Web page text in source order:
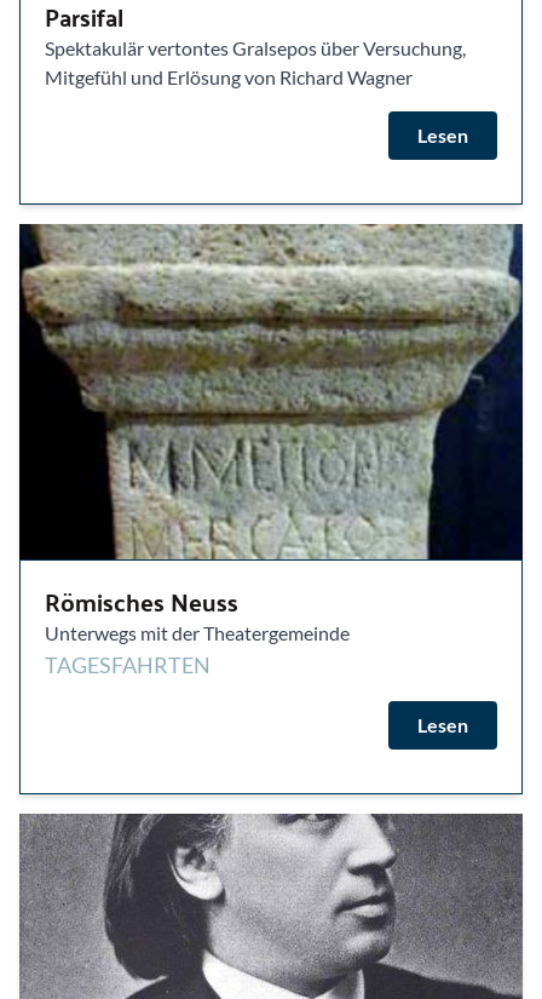
Parsifal
Spektakulär vertontes Gralsepos über Versuchung,
Mitgefühl und Erlösung von Richard Wagner
Lesen
Römisches Neuss
Unterwegs mit der Theatergemeinde
TAGESFAHRTEN
Lesen